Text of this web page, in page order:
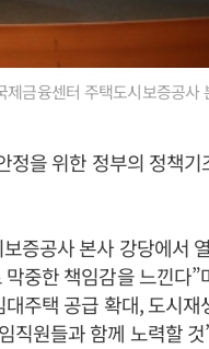
금융센터 주택도시보증공사
을 위한 정부의 정책
증공사 본사 강당에서
중한 책임감을 느낀다”
주택 공급 확대, 도시재
직원들과 함께 노력할